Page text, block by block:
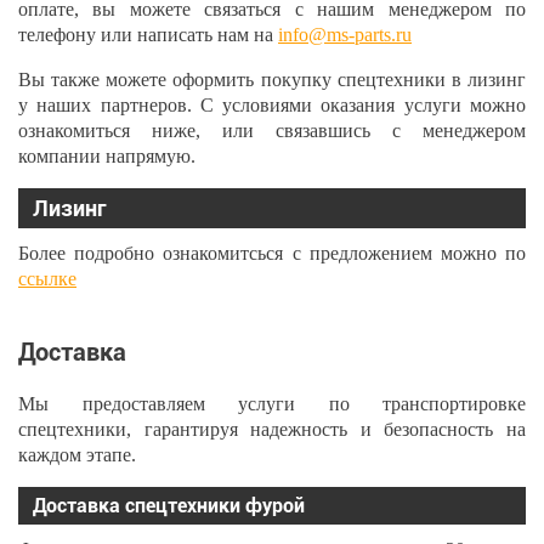
оплате, вы можете связаться с нашим менеджером по
телефону или написать нам на info@ms-parts.ru
Вы также можете оформить покупку спецтехники в лизинг
у наших партнеров. С условиями оказания услуги можно
ознакомиться ниже, или связавшись с менеджером
компании напрямую.
Лизинг
Более подробно ознакомитсься с предложением можно по
ссылке
Доставка
Мы предоставляем услуги по транспортировке
спецтехники, гарантируя надежность и безопасность на
каждом этапе.
Доставка спецтехники фурой